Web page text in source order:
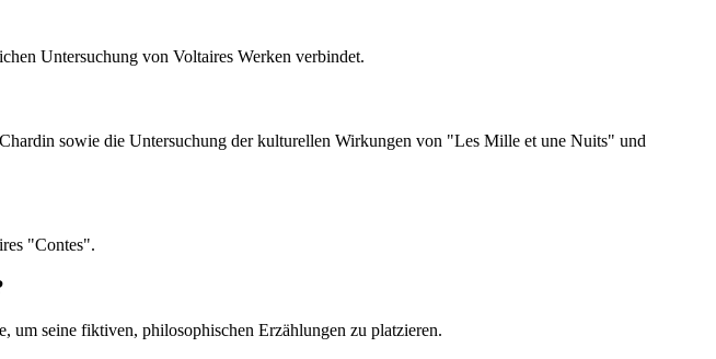
Untersuchung von Voltaires Werken verbindet.
sowie die Untersuchung der kulturellen Wirkungen von "Les Mille et une Nuits" und
"Contes".
um seine fiktiven, philosophischen Erzählungen zu platzieren.